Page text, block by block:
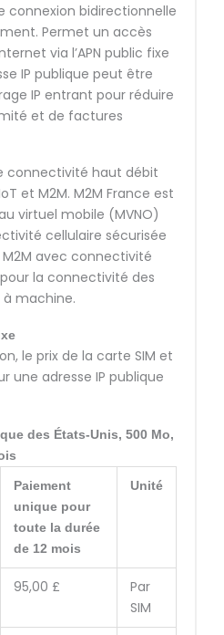
connexion bidirectionnelle
Permet un accès
via l’APN public fixe
IP publique peut être
IP entrant pour réduire
et de factures
connectivité haut débit
et M2M. M2M France est
virtuel mobile (MVNO)
cellulaire sécurisée
M2M avec connectivité
la connectivité des
machine.
le prix de la carte SIM et
une adresse IP publique
des États-Unis, 500 Mo,
Paiement
unique pour
toute la durée
de 12 mois
Unité
95,00 £
Par
SIM